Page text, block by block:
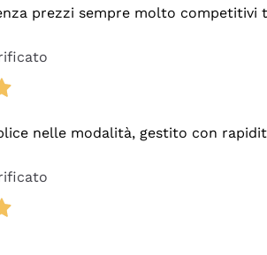
prezzi sempre molto competitivi
nelle modalità, gestito con